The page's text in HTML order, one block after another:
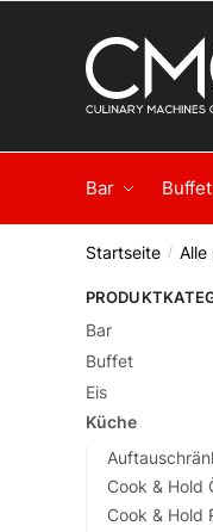
Bar Buffet
Startseite / Alle
Bar
Buffet
Eis
Küche
Cook & Hold
Cook & Hold